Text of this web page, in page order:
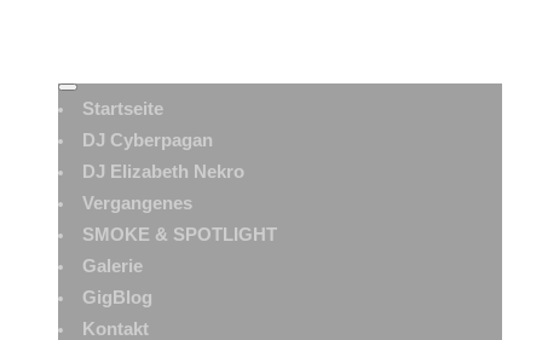
Startseite
DJ Cyberpagan
DJ Elizabeth Nekro
Vergangenes
SMOKE & SPOTLIGHT
Galerie
GigBlog
Kontakt